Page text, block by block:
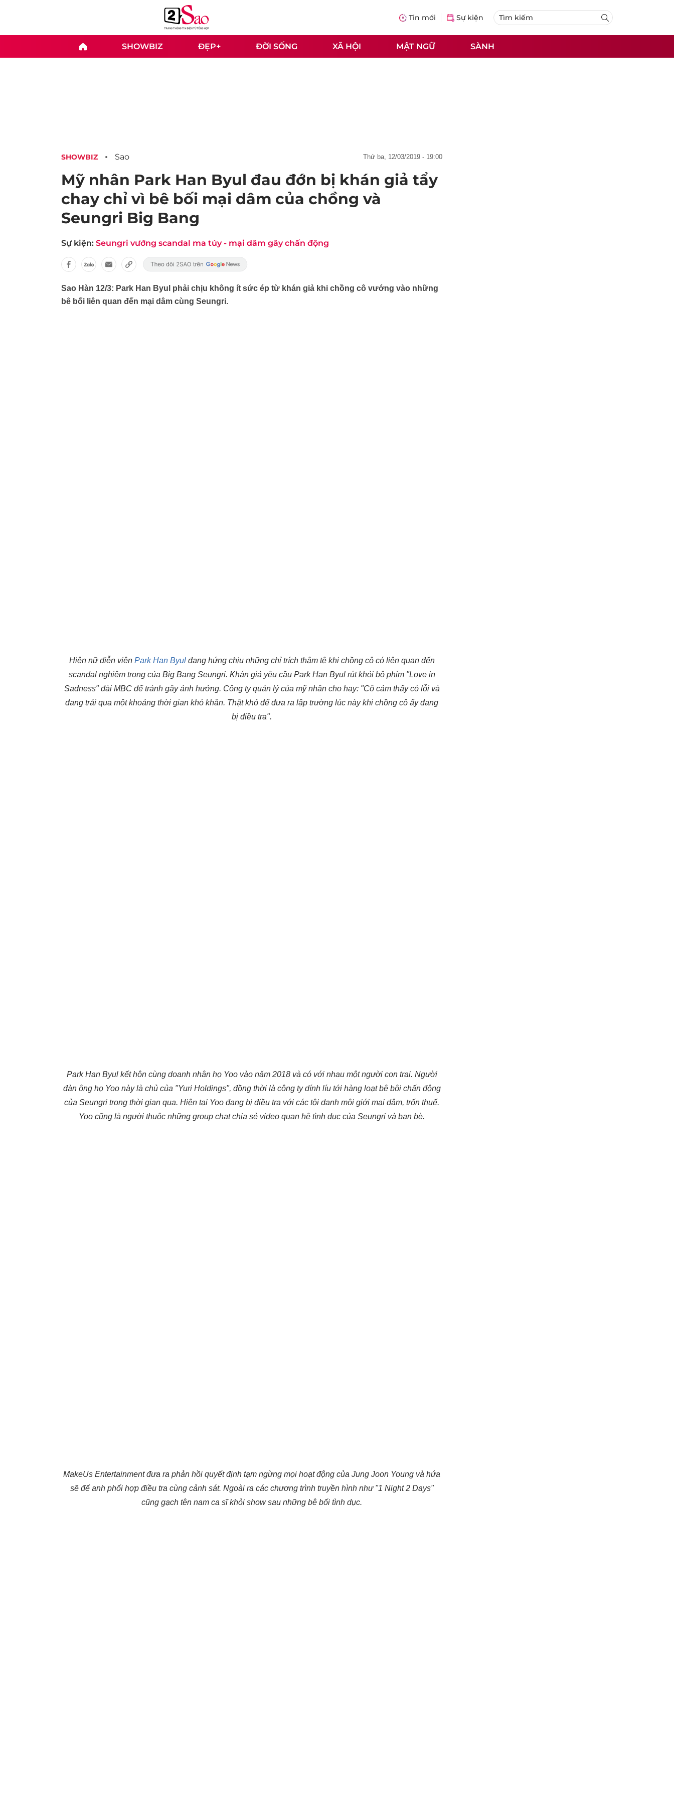
Tin mới Sự kiện
SHOWBIZ ĐẸP+ ĐỜI SỐNG XÃ HỘI MẬT NGỮ SÀNH
SHOWBIZ Sao thứ ba, 12/03/2019 - 19:00
Mỹ nhân Park Han Byul đau đớn bị khán giả tẩy
chay chỉ vì bê bối mại dâm của chồng và
Seungri Big Bang
Sự kiện: Seungri vướng scandal ma túy - mại dâm gây chấn động
Sao Hàn 12/3: Park Han Byul phải chịu không ít sức ép từ khán giả khi chồng cô vướng vào những
bê bối liên quan đến mại dâm cùng Seungri.
Hiện nữ diễn viên Park Han Byulđang hứng chịu những chỉ trích thậm tệ khi chồng cô có liên quan đến
scandal nghiêm trọng của Big Bang Seungri. Khán giả yêu cầu Park Han Byul rút khỏi bộ phim "Love in
Sadness" đài MBC để tránh gây ảnh hưởng. Công ty quản lý của mỹ nhân cho hay: "Cô cảm thấy có lỗi và
đang trải qua một khoảng thời gian khó khăn. Thật khó để đưa ra lập trường lúc này khi chồng cô ấy đang
bị điều tra".
Park Han Byul kết hôn cùng doanh nhân họ Yoo vào năm 2018 và có với nhau một người con trai. Người
đàn ông họ Yoo này là chủ của "Yuri Holdings", đồng thời là công ty dính líu tới hàng loạt bê bôi chấn động
của Seungri trong thời gian qua. Hiện tại Yoo đang bị điều tra với các tội danh môi giới mại dâm, trốn thuế.
Yoo cũng là người thuộc những group chat chia sẻ video quan hệ tình dục của Seungri và bạn bè.
MakeUs Entertainment đưa ra phản hồi quyết định tạm ngừng mọi hoạt động của Jung Joon Young và hứa
sẽ để anh phối hợp điều tra cùng cảnh sát. Ngoài ra các chương trình truyền hình như "1 Night 2 Days"
cũng gạch tên nam ca sĩ khỏi show sau những bê bối tình dục.